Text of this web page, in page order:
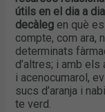
útils en el dia a
decàleg en què
compte, com ara,
determinats
d’altres; i amb
i acenocumarol,
sucs d’aranja i
te verd.